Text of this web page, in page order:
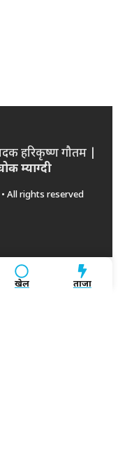
हरिकृष्ण गौतम |
म्याग्दी
All rights reserved
खेल ताजा